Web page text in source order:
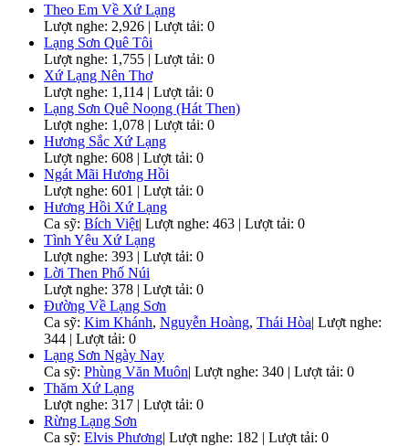
Theo Em Về Xứ Lạng
Lượt nghe: 2,926 | Lượt tải: 0
Lạng Sơn Quê Tôi
Lượt nghe: 1,755 | Lượt tải: 0
Xứ Lạng Nên Thơ
Lượt nghe: 1,114 | Lượt tải: 0
Lạng Sơn Quê Noọng (Hát Then)
Lượt nghe: 1,078 | Lượt tải: 0
Hương Sắc Xứ Lạng
Lượt nghe: 608 | Lượt tải: 0
Ngát Mãi Hương Hồi
Lượt nghe: 601 | Lượt tải: 0
Hương Hồi Xứ Lạng
Ca sỹ: Bích Việt| Lượt nghe: 463 | Lượt tải: 0
Tình Yêu Xứ Lạng
Lượt nghe: 393 | Lượt tải: 0
Lời Then Phố Núi
Lượt nghe: 378 | Lượt tải: 0
Đường Về Lạng Sơn
Ca sỹ: Kim Khánh, Nguyễn Hoàng, Thái Hòa| Lượt nghe:
344 | Lượt tải: 0
Lạng Sơn Ngày Nay
Ca sỹ: Phùng Văn Muôn| Lượt nghe: 340 | Lượt tải: 0
Thăm Xứ Lạng
Lượt nghe: 317 | Lượt tải: 0
Rừng Lạng Sơn
Ca sỹ: Elvis Phương| Lượt nghe: 182 | Lượt tải: 0